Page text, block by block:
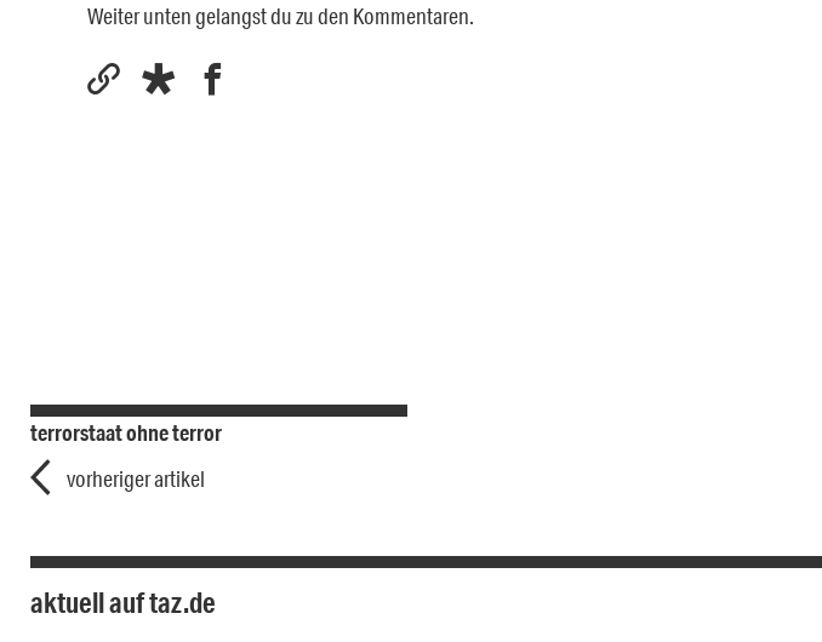
Weiter unten gelangst du zu den Kommentaren.
terrorstaat ohne terror
vorheriger artikel
aktuell auf taz.de